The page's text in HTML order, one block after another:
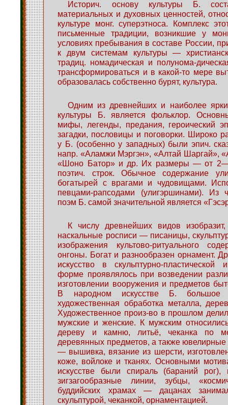
Историч. основу культуры Б.
материальных и духовных ценностей,
культуре монг. суперэтноса. Комплекс
письменные традиции, возникшие у
условиях пребывания в составе России,
к двум системам культуры —
традиц. номадическая и полунома-
трансформироваться и в какой-то мере
образовалась собственно бурят, культура.
Одним из древнейших и наиболее
культуры Б. является фольклор.
мифы, легенды, предания, героический
загадки, пословицы и поговорки. Широко
у Б. (особенно у западных) были эпич.
напр. «Аламжи Мэргэн», «Алтай Шаргай»,
«Шоно Батор» и др. Их размеры — от
поэтич. строк. Обычное содержание
богатырей с врагами и чудовищами.
певцами-рапсодами (улигэршинами). Из
поэм Б. самой значительной является
К числу древнейших видов изобразит,
наскальные росписи — писаницы,
изображения культово-ритуального
онгоны. Богат и разнообразен орнамент.
искусство в скульптурно-пластической
форме проявлялось при возведении
изготовлении вооружения и предметов
В народном искусстве Б. большое
художественная обработка металла,
Художественное произ-во в прошлом
мужские и женские. К мужским
дереву и камню, литьё, чеканка по
деревянных предметов, а также
— вышивка, вязание из шерсти,
коже, войлоке и тканях. Основными
искусстве были спираль (бараний рог),
зигзагообразные линии, зубцы,
буддийских храмах — дацанах
скульптурой, чеканкой, орнаментацией.